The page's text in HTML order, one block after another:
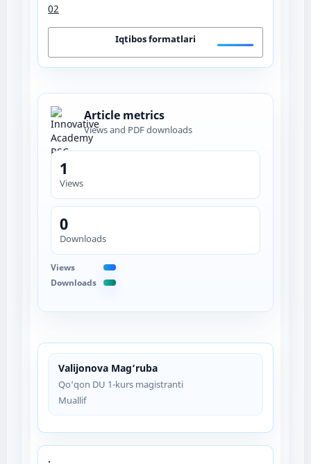
Valijonova Mag‘ruba
Qo‘qon DU 1-kurs magistranti
Muallif
02
Iqtibos formatlari
Article metrics
Views and PDF downloads
1
Views
0
Downloads
Views
Downloads